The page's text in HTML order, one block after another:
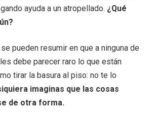
ayuda a un atropellado. ¿Qué
pueden resumir en que a ninguna de
debe parecer raro lo que están
tirar la basura al piso: no te lo
imaginas que las cosas
de otra forma.